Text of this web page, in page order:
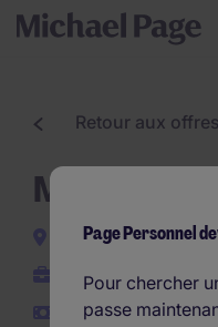
Retour aux
Mécanicien
Saint-Quentin-en-
CDI
€26.000 -
Page Personnel
Pour chercher
passe